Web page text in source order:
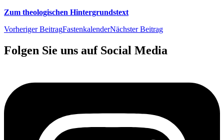
Zum theologischen Hintergrundstext
Vorheriger BeitragFastenkalenderNächster Beitrag
Folgen Sie uns auf Social Media